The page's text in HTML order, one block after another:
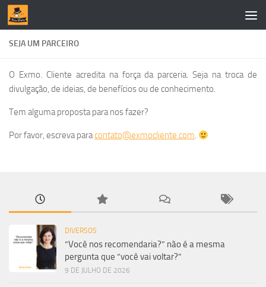
Skip to content
SEJA UM PARCEIRO
O Exmo. Cliente acredita na força da parceria. Seja na troca de
divulgação, de ideias, de benefícios ou de conhecimento.
Tem alguma proposta para nos fazer?
Por favor, escreva paracontato@exmocliente.com.
DIVERSOS
“Você nos recomendaria?” não é a mesma
pergunta que “você vai voltar?”
9 DE JULHO DE 2026